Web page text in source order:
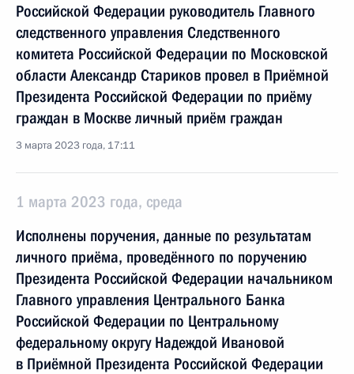
Российской Федерации руководитель Главного
следственного управления Следственного
комитета Российской Федерации по Московской
области Александр Стариков провел в Приёмной
Президента Российской Федерации по приёму
граждан в Москве личный приём граждан
3 марта 2023 года, 17:11
1 марта 2023 года, среда
Исполнены поручения, данные по результатам
личного приёма, проведённого по поручению
Президента Российской Федерации начальником
Главного управления Центрального Банка
Российской Федерации по Центральному
федеральному округу Надеждой Ивановой
в Приёмной Президента Российской Федерации